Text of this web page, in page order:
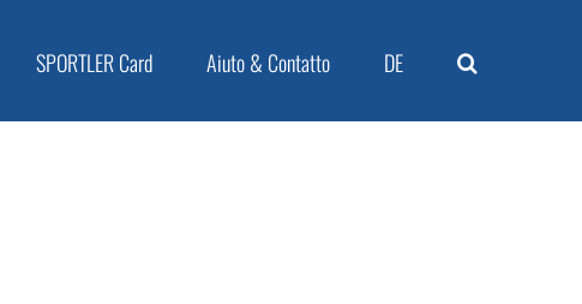
SPORTLER Card Aiuto & Contatto DE